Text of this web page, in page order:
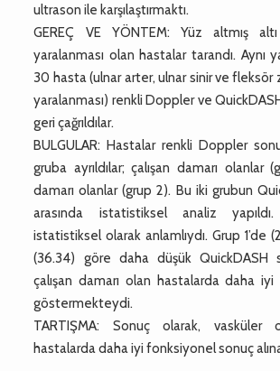
ultrason ile karşılaştırmaktı.
GEREÇ VE YÖNTEM: Yüz altmış
yaralanması olan hastalar tarandı. Aynı
30 hasta (ulnar arter, ulnar sinir ve
yaralanması) renkli Doppler ve
geri çağrıldılar.
BULGULAR: Hastalar renkli Doppler
gruba ayrıldılar; çalışan damarı olanlar
damarı olanlar (grup 2). Bu iki grubun
arasında istatistiksel analiz
istatistiksel olarak anlamlıydı. Grup 1’de
(36.34) göre daha düşük QuickDASH
çalışan damarı olan hastalarda daha iyi
göstermekteydi.
TARTIŞMA: Sonuç olarak, vasküler
hastalarda daha iyi fonksiyonel sonuç